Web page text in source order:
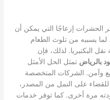
الحشرات إزعاجًا التي يمكن أن
يسببه من تلوث الطعام
البكتيريا. لذلك، فإن
بالرياض تمثل الحل الأمثل
وآمن. الشركات المتخصصة
للقضاء على النمل من المصدر،
مرة أخرى. كما توفر خدمات